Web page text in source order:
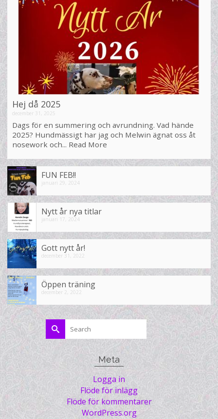
Hej då 2025
december 31, 2025
Dags för en summering och avrundning. Vad hände
2025? Hundmässigt har jag och Melwin ägnat oss åt
nosework och... Read More
FUN FEB!!
januari 29, 2024
Nytt år nya titlar
januari 17, 2024
Gott nytt år!
december 31, 2022
Öppen träning
december 2, 2022
Search
for:
Meta
Logga in
Flöde för inlägg
Flöde för kommentarer
WordPress.org